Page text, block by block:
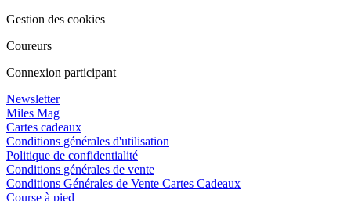
Gestion des cookies
Coureurs
Connexion participant
Newsletter
Miles Mag
Cartes cadeaux
Conditions générales d'utilisation
Politique de confidentialité
Conditions générales de vente
Conditions Générales de Vente Cartes Cadeaux
Course à pied